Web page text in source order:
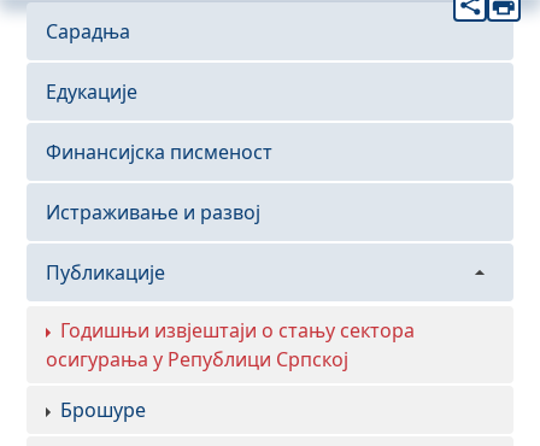
Сарадња
Едукације
Финансијска писменост
Истраживање и развој
Публикације
Годишњи извјештаји о стању сектора
осигурања у Републици Српској
Брошуре